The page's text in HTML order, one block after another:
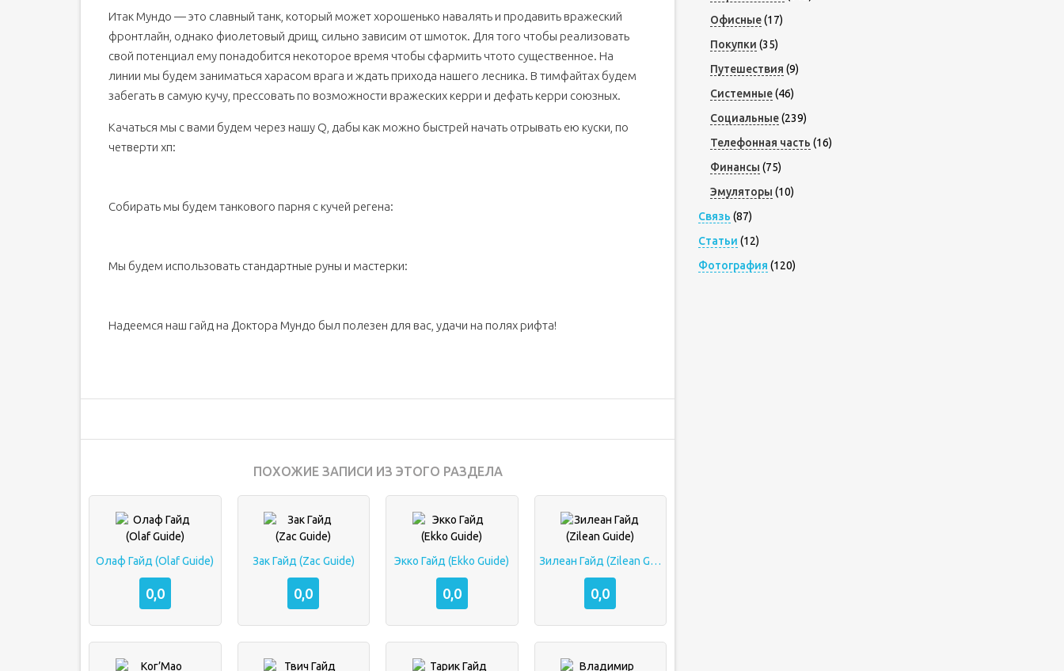
Итак Мундо — это славный танк, который может хорошенько навалять и продавить вражеский
фронтлайн, однако фиолетовый дрищ, сильно зависим от шмоток. Для того чтобы реализовать
свой потенциал ему понадобится некоторое время чтобы сфармить чтото существенное. На
линии мы будем заниматься харасом врага и ждать прихода нашего лесника. В тимфайтах будем
забегать в самую кучу, прессовать по возможности вражеских керри и дефать керри союзных.
Качаться мы с вами будем через нашу Q, дабы как можно быстрей начать отрывать ею куски, по
четверти хп:
Собирать мы будем танкового парня с кучей регена:
Мы будем использовать стандартные руны и мастерки:
Надеемся наш гайд на Доктора Мундо был полезен для вас, удачи на полях рифта!
ПОХОЖИЕ ЗАПИСИ ИЗ ЭТОГО РАЗДЕЛА
Олаф Гайд (Olaf Guide)
0,0
Зак Гайд (Zac Guide)
0,0
Экко Гайд (Ekko Guide)
0,0
Зилеан Гайд (Zilean Guide)
0,0
Офисные(17)
Покупки (35)
Путешествия (9)
Системные(46)
Социальные(239)
Телефонная часть (16)
Финансы (75)
Эмуляторы (10)
Связь (87)
Статьи (12)
Фотография (120)